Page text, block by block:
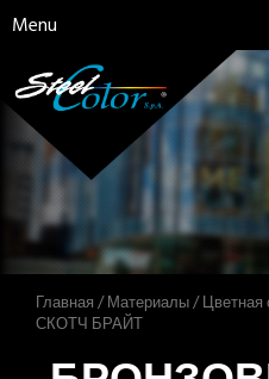
Menu
Главная /Материалы/Цветная
СКОТЧ БРАЙТ